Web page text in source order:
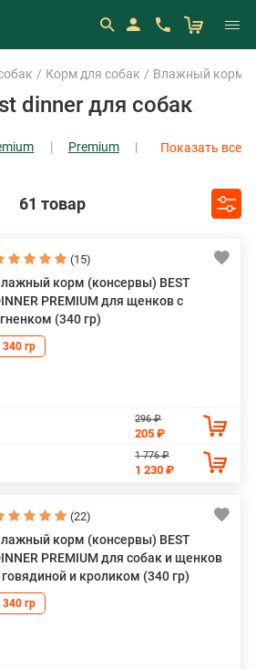
Корм для собак Влажный корм
dinner для собак
Premium
Шаг
Показать все
61 товар
(15)
корм (консервы) BEST
PREMIUM для щенков с
(340 гр)
340 гр
296 ₽
205 ₽
1 776 ₽
1 230 ₽
(22)
корм (консервы) BEST
PREMIUM для собак и щенков
говядиной и кроликом (340 гр)
340 гр